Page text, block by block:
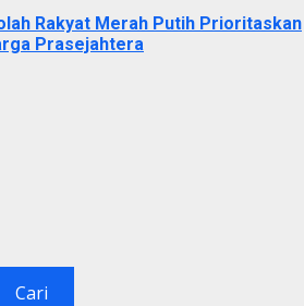
Rakyat Merah Putih Prioritaskan
Prasejahtera
Cari